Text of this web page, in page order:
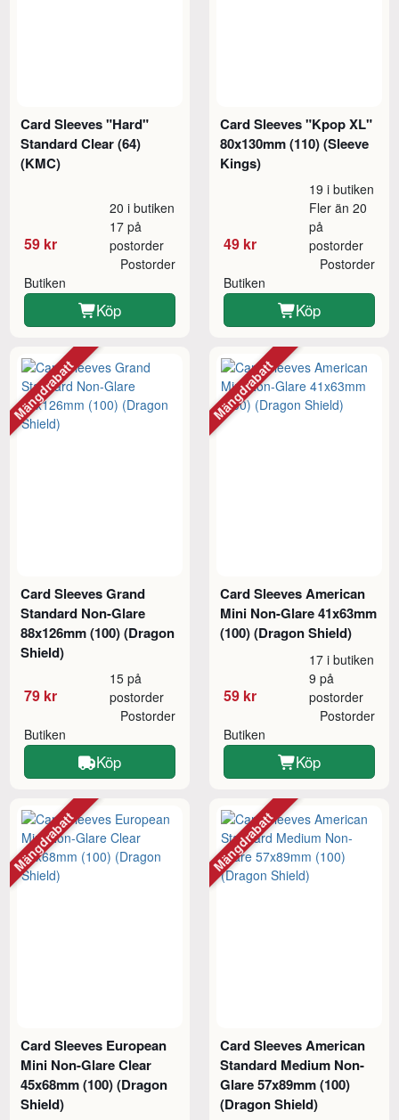
Card Sleeves "Hard"
Standard Clear (64)
(KMC)
59 kr
20 i butiken
17 på
postorder
Butiken
Postorder
Köp
Card Sleeves "Kpop XL"
80x130mm (110) (Sleeve
Kings)
49 kr
19 i butiken
Fler än 20
på
postorder
Butiken
Postorder
Köp
Card Sleeves Grand
Standard Non-Glare
88x126mm (100) (Dragon
Shield)
79 kr
15 på
postorder
Butiken
Postorder
Köp
Mängdrabatt
Card Sleeves American
Mini Non-Glare 41x63mm
(100) (Dragon Shield)
59 kr
17 i butiken
9 på
postorder
Butiken
Postorder
Köp
Mängdrabatt
Card Sleeves European
Mini Non-Glare Clear
45x68mm (100) (Dragon
Shield)
Mängdrabatt
Card Sleeves American
Standard Medium Non-
Glare 57x89mm (100)
(Dragon Shield)
Mängdrabatt